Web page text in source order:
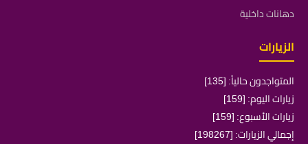
دهانات داخلية
الزيارات
المتواجدون حالياً: [135]
زيارات اليوم: [159]
زيارات الأسبوع: [159]
إجمالي الزيارات: [198267]